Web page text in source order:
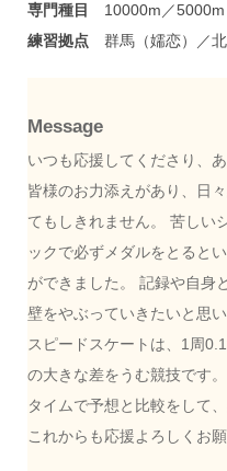
専門種目
10000m／5000m
練習拠点 群馬（嬬恋）／北
Message
いつも応援してくださり、
皆様のお力添えがあり、日
てもしきれません。 苦しい
ックで必ずメダルをとると
ができました。 記録や自身
壁をやぶっていきたいと思い
スピードスケートは、1周
の大きな差をうむ競技です
タイムで予想と比較をして
これからも応援よろしくお